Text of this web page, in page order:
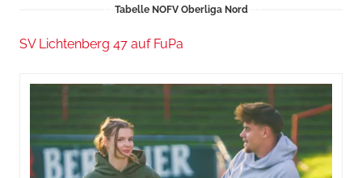
Tabelle NOFV Oberliga Nord
SV Lichtenberg 47 auf FuPa